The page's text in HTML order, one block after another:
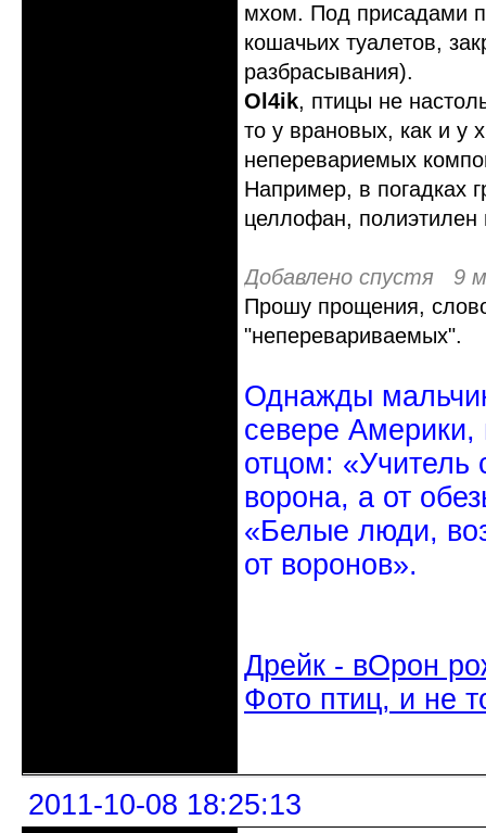
мхом. Под присадами
кошачьих туалетов,
разбрасывания).
Ol4ik, птицы не
то у врановых, как и у
неперевариемых
Например, в погадках
целлофан,
Добавлено спустя 9
Прошу прощения,
"неперевариваемых".
Однажды
севере
отцом: «Учитель
ворона, а от
«Белые люди,
от воронов».
Дрейк - вОрон
Фото птиц, и не
2011-10-08 18:25:13